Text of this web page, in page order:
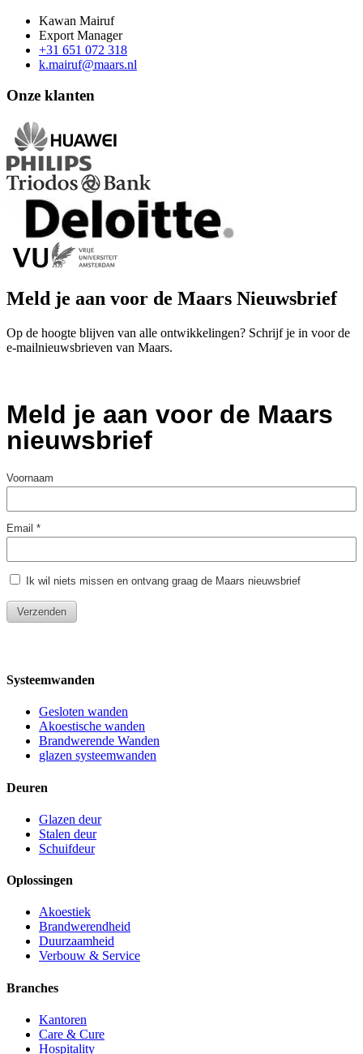
Kawan Mairuf
Export Manager
+31 651 072 318
k.mairuf@maars.nl
Onze klanten
Meld je aan voor de Maars Nieuwsbrief
Op de hoogte blijven van alle ontwikkelingen? Schrijf je in voor de
e-mailnieuwsbrieven van Maars.
Systeemwanden
Gesloten wanden
Akoestische wanden
Brandwerende Wanden
glazen systeemwanden
Deuren
Glazen deur
Stalen deur
Schuifdeur
Oplossingen
Akoestiek
Brandwerendheid
Duurzaamheid
Verbouw & Service
Branches
Kantoren
Care & Cure
Hospitality